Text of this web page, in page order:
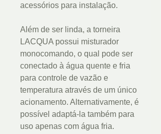
acessórios para instalação.
Além de ser linda, a torneira
LACQUA possui misturador
monocomando, o qual pode ser
conectado à água quente e fria
para controle de vazão e
temperatura através de um único
acionamento. Alternativamente, é
possível adaptá-la também para
uso apenas com água fria.